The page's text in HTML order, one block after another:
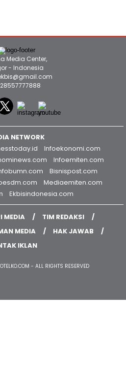
Media Center,
- Indonesia
NETWORK
Infoekonomi.com
Infoemiten.com
Bisnispost.com
Mediaemiten.com
Ekbisindonesia.com
MEDIA
TIM REDAKSI
MEDIA
HAK JAWAB
IKLAN
- ALL RIGHTS RESERVED